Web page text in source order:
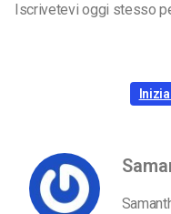
Iscrivetevi oggi stesso